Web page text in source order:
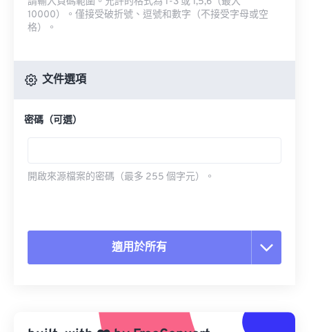
10000）。僅接受破折號、逗號和數字（不接受字母或空
格）。
文件選項
密碼（可選）
開啟來源檔案的密碼（最多 255 個字元）。
適用於所有